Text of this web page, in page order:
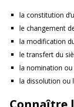
la constitution
le changement
la modification
le transfert du
la nomination ou
la dissolution ou